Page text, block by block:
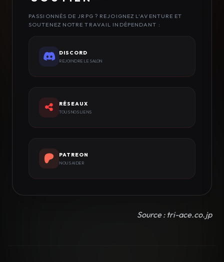
PASSIONNÉS DE JRPG ? REJOIGNEZ L'AVENTURE ET
SOUTENEZ NOTRE TRAVAIL INDÉPENDANT :
DISCORD
REJOINDRE LE SALON
RÉSEAUX
TOUS NOS LIENS
PATREON
NOUS AIDER
Source : tri-ace.co.jp